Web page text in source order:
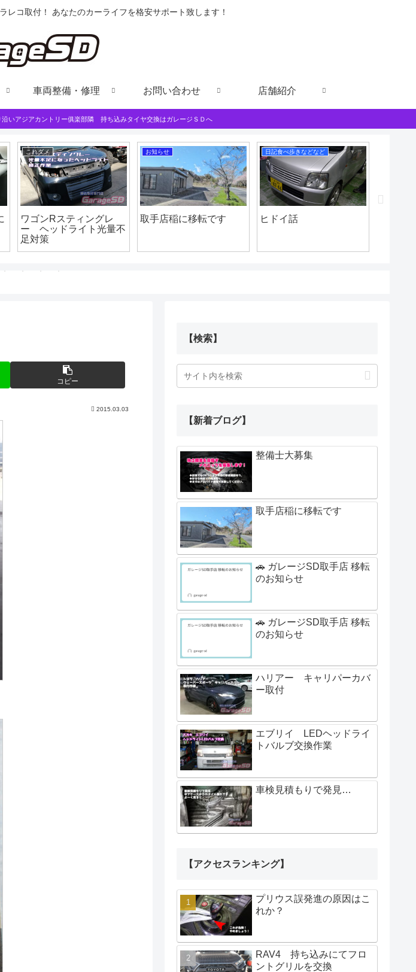
コ取付！ あなたのカーライフを格安サポート致します！
車両整備・修理 お問い合わせ 店舗紹介
いアジアカントリー俱楽部隣 持ち込みタイヤ交換はガレージＳＤへ
これダメ
ワゴンRスティングレ
ー ヘッドライト光量不
足対策
お知らせ
取手店稲に移転です
日記食べ歩きなどなど
ヒドイ話
コピー
2015.03.03
【検索】
【新着ブログ】
整備士大募集
取手店稲に移転です
🚗 ガレージSD取手店 移転
のお知らせ
🚗 ガレージSD取手店 移転
のお知らせ
ハリアー キャリパーカバ
ー取付
エブリイ LEDヘッドライ
トバルブ交換作業
車検見積もりで発見…
【アクセスランキング】
プリウス誤発進の原因はこ
れか？
RAV4 持ち込みにてフロ
ントグリルを交換